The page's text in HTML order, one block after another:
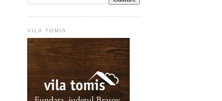
VILA TOMIS